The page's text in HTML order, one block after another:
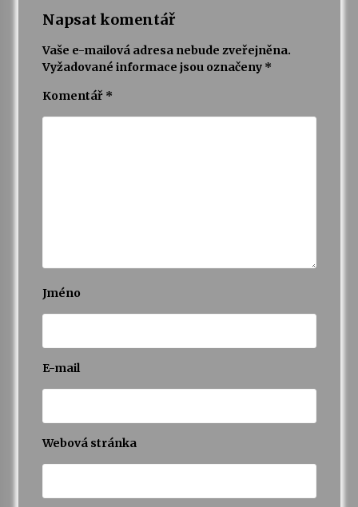
Napsat komentář
Vaše e-mailová adresa nebude zveřejněna.
Vyžadované informace jsou označeny *
Komentář *
Jméno
E-mail
Webová stránka